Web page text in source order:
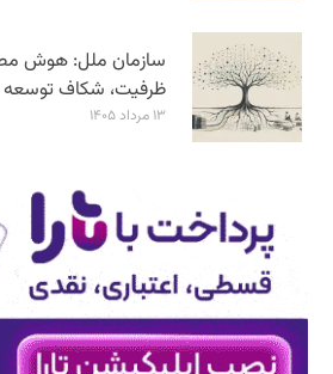
سازمان ملل: هوش
ظرفیت، شکاف توسعه
۱۳ مرداد ۱۴۰۵